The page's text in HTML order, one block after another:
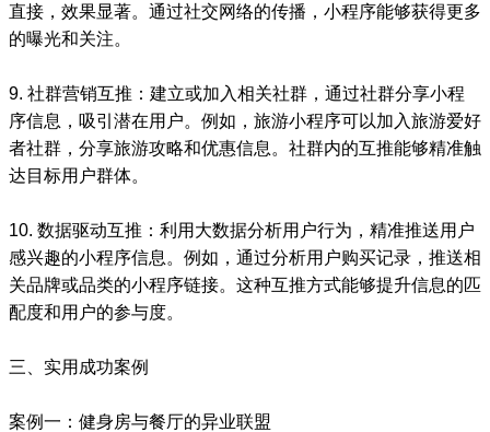
直接，效果显著。通过社交网络的传播，小程序能够获得更多
的曝光和关注。
9. 社群营销互推：建立或加入相关社群，通过社群分享小程
序信息，吸引潜在用户。例如，旅游小程序可以加入旅游爱好
者社群，分享旅游攻略和优惠信息。社群内的互推能够精准触
达目标用户群体。
10. 数据驱动互推：利用大数据分析用户行为，精准推送用户
感兴趣的小程序信息。例如，通过分析用户购买记录，推送相
关品牌或品类的小程序链接。这种互推方式能够提升信息的匹
配度和用户的参与度。
三、实用成功案例
案例一：健身房与餐厅的异业联盟